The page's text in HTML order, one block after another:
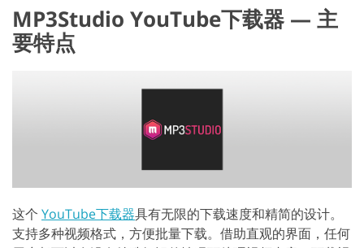
MP3Studio YouTube下载器 — 主
要特点
这个 YouTube下载器具有无限的下载速度和精简的设计。
支持多种视频格式，方便批量下载。借助直观的界面，任何